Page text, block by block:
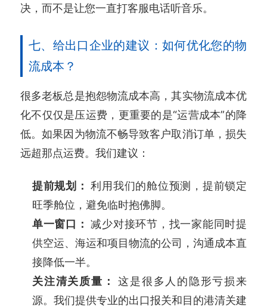
决，而不是让您一直打客服电话听音乐。
七、给出口企业的建议：如何优化您的物
流成本？
很多老板总是抱怨物流成本高，其实物流成本优
化不仅仅是压运费，更重要的是“运营成本”的降
低。如果因为物流不畅导致客户取消订单，损失
远超那点运费。我们建议：
提前规划：利用我们的舱位预测，提前锁定
旺季舱位，避免临时抱佛脚。
单一窗口：减少对接环节，找一家能同时提
供空运、海运和项目物流的公司，沟通成本直
接降低一半。
关注清关质量：这是很多人的隐形亏损来
源。我们提供专业的出口报关和目的港清关建